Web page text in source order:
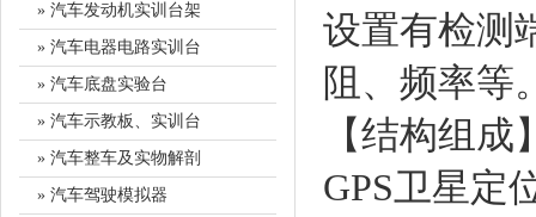
» 汽车发动机实训台架
» 汽车电器电路实训台
» 汽车底盘实验台
» 汽车示教板、实训台
» 汽车整车及实物解剖
» 汽车驾驶模拟器
设置有检测
阻、频率等
【结构组成
GPS卫星定